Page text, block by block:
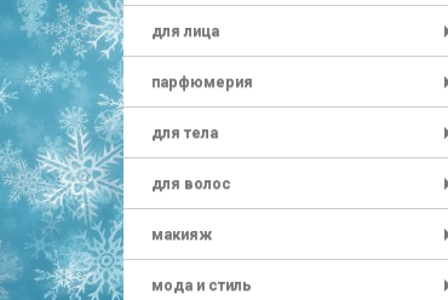
для лица
парфюмерия
для тела
для волос
макияж
мода и стиль